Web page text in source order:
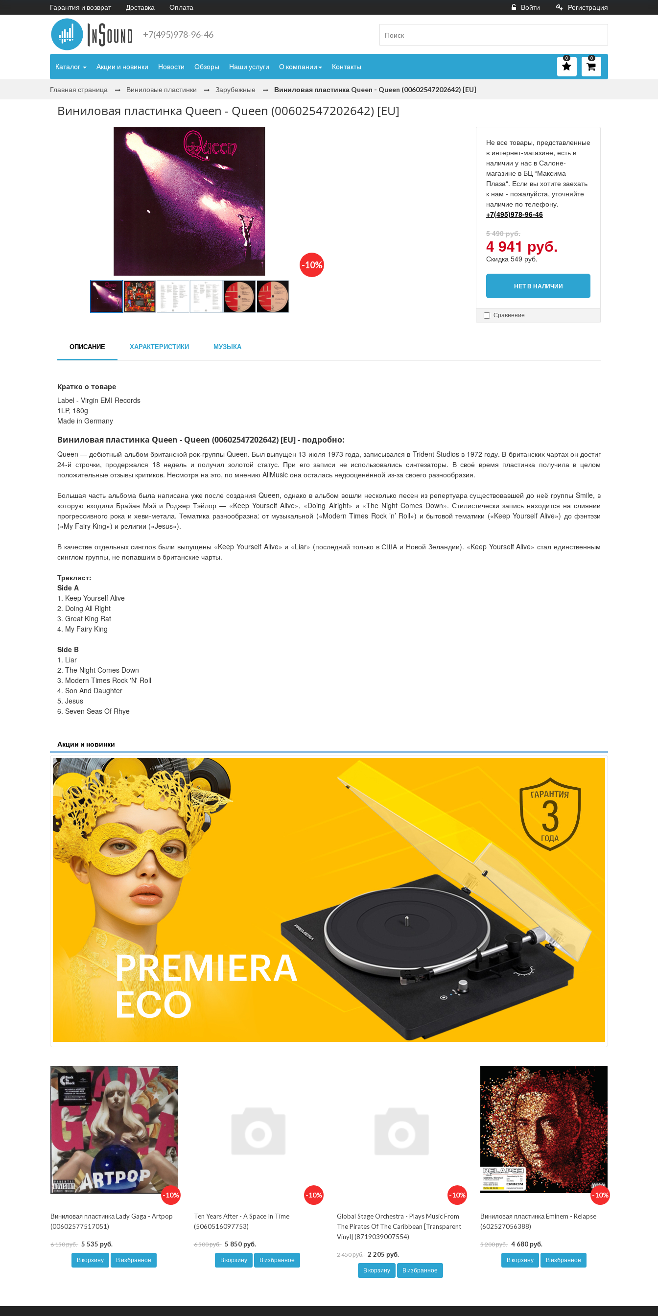
Гарантия и возврат Доставка Оплата Войти Регистрация
+7(495)978-96-46
Каталог Акции и новинки Новости Обзоры Наши услуги О компании Контакты
0
0
Главная страница Виниловые пластинки Зарубежные Виниловая пластинка Queen - Queen (00602547202642) [EU]
Виниловая пластинка Queen - Queen (00602547202642) [EU]
-10%
Не все товары, представленные
в интернет-магазине, есть в
наличии у нас в Салоне-
магазине в БЦ “Максима
Плаза“. Если вы хотите заехать
к нам - пожалуйста, уточняйте
наличие по телефону.
+7(495)978-96-46
5 490 руб.
4 941 руб.
Скидка 549 руб.
НЕТ В НАЛИЧИИ
Сравнение
ОПИСАНИЕ ХАРАКТЕРИСТИКИ МУЗЫКА
Кратко о товаре
Label - Virgin EMI Records
1LP, 180g
Made in Germany
Виниловая пластинка Queen - Queen (00602547202642) [EU] - подробно:
Queen — дебютный альбом британской рок-группы Queen. Был выпущен 13 июля 1973 года, записывался в Trident Studios в 1972 году. В британских чартах он достиг
24-й строчки, продержался 18 недель и получил золотой статус. При его записи не использовались синтезаторы. В своё время пластинка получила в целом
положительные отзывы критиков. Несмотря на это, по мнению AllMusic она осталась недооценённой из-за своего разнообразия.
Большая часть альбома была написана уже после создания Queen, однако в альбом вошли несколько песен из репертуара существовавшей до неё группы Smile, в
которую входили Брайан Мэй и Роджер Тэйлор — «Keep Yourself Alive», «Doing Alright» и «The Night Comes Down». Стилистически запись находится на слиянии
прогрессивного рока и хеви-метала. Тематика разнообразна: от музыкальной («Modern Times Rock ’n’ Roll») и бытовой тематики («Keep Yourself Alive») до фэнтэзи
(«My Fairy King») и религии («Jesus»).
В качестве отдельных синглов были выпущены «Keep Yourself Alive» и «Liar» (последний только в США и Новой Зеландии). «Keep Yourself Alive» стал единственным
синглом группы, не попавшим в британские чарты.
Треклист:
Side A
1. Keep Yourself Alive
2. Doing All Right
3. Great King Rat
4. My Fairy King
Side B
1. Liar
2. The Night Comes Down
3. Modern Times Rock 'N' Roll
4. Son And Daughter
5. Jesus
6. Seven Seas Of Rhye
Акции и новинки
-10%
Виниловая пластинка Lady Gaga - Artpop
(00602577517051)
6 150 руб. 5 535 руб.
В корзину В избранное
-10%
Ten Years After - A Space In Time
(5060516097753)
6 500 руб. 5 850 руб.
В корзину В избранное
-10%
Global Stage Orchestra - Plays Music From
The Pirates Of The Caribbean [Transparent
Vinyl] (8719039007554)
2 450 руб. 2 205 руб.
В корзину В избранное
-10%
Виниловая пластинка Eminem - Relapse
(602527056388)
5 200 руб. 4 680 руб.
В корзину В избранное